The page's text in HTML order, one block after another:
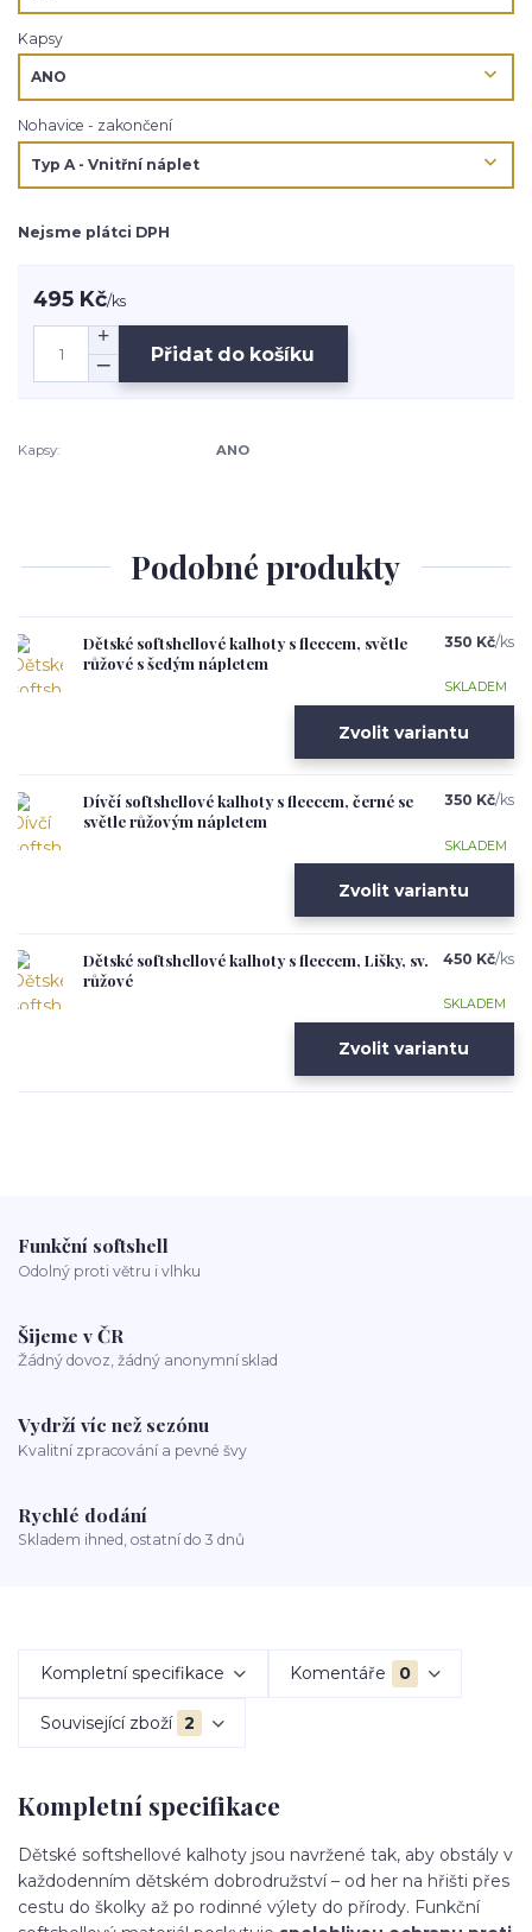
Kapsy
Nohavice - zakončení
Nejsme plátci DPH
495 Kč/ks
Přidat do košíku
Kapsy: ANO
Podobné produkty
Dětské softshellové kalhoty s fleecem, světle
růžové s šedým nápletem
350 Kč/ks
SKLADEM
Zvolit variantu
Dívčí softshellové kalhoty s fleecem, černé se
světle růžovým nápletem
350 Kč/ks
SKLADEM
Zvolit variantu
Dětské softshellové kalhoty s fleecem, Lišky, sv.
růžové
450 Kč/ks
SKLADEM
Zvolit variantu
Funkční softshell
Odolný proti větru i vlhku
Šijeme v ČR
Žádný dovoz, žádný anonymní sklad
Vydrží víc než sezónu
Kvalitní zpracování a pevné švy
Rychlé dodání
Skladem ihned, ostatní do 3 dnů
Kompletní specifikace Komentáře 0
Související zboží 2
Kompletní specifikace
Dětské softshellové kalhoty jsou navržené tak, aby obstály v
každodenním dětském dobrodružství – od her na hřišti přes
cestu do školky až po rodinné výlety do přírody. Funkční